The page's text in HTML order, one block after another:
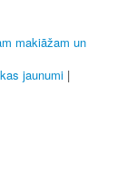
makiāžam un
jaunumi |